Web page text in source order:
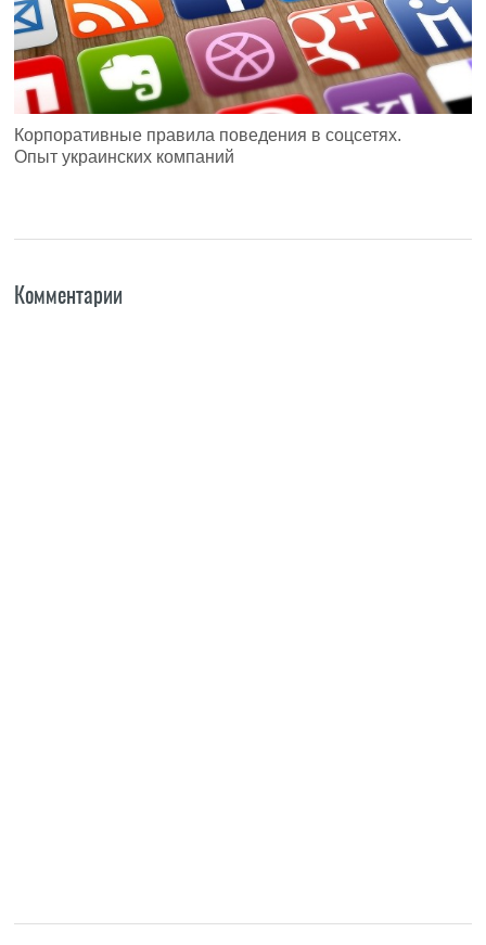
Корпоративные правила поведения в соцсетях.
Опыт украинских компаний
Комментарии